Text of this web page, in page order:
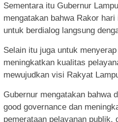
Sementara itu Gubernur
mengatakan bahwa Rakor
untuk berdialog langsung
Selain itu juga untuk
meningkatkan kualitas
mewujudkan visi Rakyat
Gubernur mengatakan bahwa
good governance dan
pemerataan pelayanan publik,